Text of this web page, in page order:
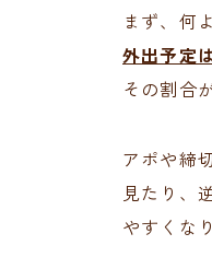
まず、何
外出予定
その割合
アポや締
見たり、
やすくな